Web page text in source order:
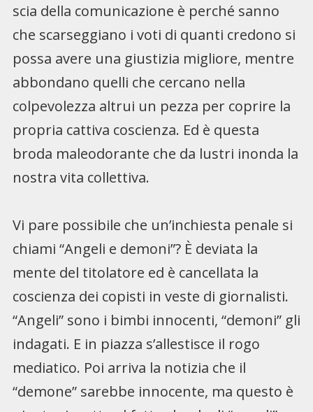
scia della comunicazione è perché sanno
che scarseggiano i voti di quanti credono si
possa avere una giustizia migliore, mentre
abbondano quelli che cercano nella
colpevolezza altrui un pezza per coprire la
propria cattiva coscienza. Ed è questa
broda maleodorante che da lustri inonda la
nostra vita collettiva.
Vi pare possibile che un’inchiesta penale si
chiami “Angeli e demoni”? È deviata la
mente del titolatore ed è cancellata la
coscienza dei copisti in veste di giornalisti.
“Angeli” sono i bimbi innocenti, “demoni” gli
indagati. E in piazza s’allestisce il rogo
mediatico. Poi arriva la notizia che il
“demone” sarebbe innocente, ma questo è